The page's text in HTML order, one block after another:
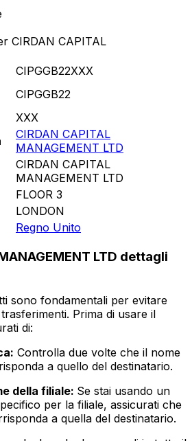
CIRDAN CAPITAL
CIPGGB22XXX
CIPGGB22
XXX
CIRDAN CAPITAL
MANAGEMENT LTD
CIRDAN CAPITAL
MANAGEMENT LTD
FLOOR 3
LONDON
Regno Unito
LTD dettagli
sono fondamentali per evitare
Prima di usare il
di:
Controlla due volte che il nome
a quello del destinatario.
della filiale: Se stai usando un
per la filiale, assicurati che
a quella del destinatario.